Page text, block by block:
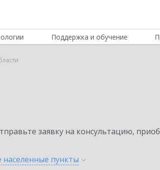
Поддержка и обучение
заявку на консультацию,
населенные пункты